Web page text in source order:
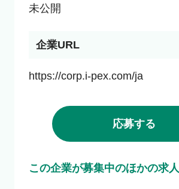
未公開
企業URL
https://corp.i-pex.com/ja
応募する
この企業が募集中のほかの求人